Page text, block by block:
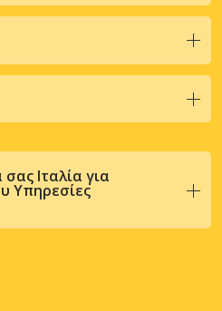
Ιταλία για
Υπηρεσίες